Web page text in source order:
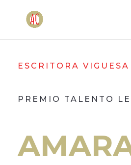
ESCRITORA VIGUESA
PREMIO TALENTO